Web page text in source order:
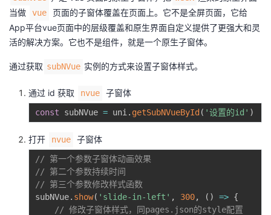
当做
vue
页面的子窗体覆盖在页面上。它不是全屏页面，它给
App平台vue页面中的层级覆盖和原生界面自定义提供了更强大和灵
活的解决方案。它也不是组件，就是一个原生子窗体。
通过获取 subNVue 实例的方式来设置子窗体样式。
通过 id 获取 nvue 子窗体
const subNVue = uni . getSubNVueById( '设置的id' )
打开 nvue 子窗体
// 第一个参数子窗体动画效果
// 第二个参数持续时间
// 第三个参数修改样式函数
subNVue. show( 'slide-in-left' , 300, ( ) => {
// 修改子窗体样式，同pages.json的style配置